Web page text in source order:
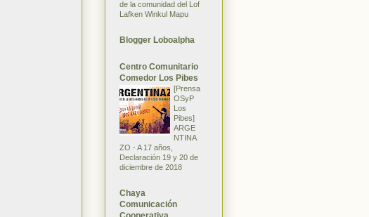
de la comunidad del Lof
Lafken Winkul Mapu
Blogger Loboalpha
Centro Comunitario
Comedor Los Pibes
[Prensa
OSyP
Los
Pibes]
ARGE
NTINA
ZO - A 17 años,
Declaración 19 y 20 de
diciembre de 2018
Chaya
Comunicación